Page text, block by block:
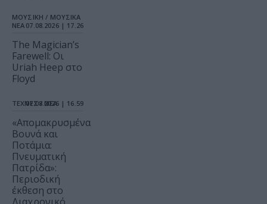
ΜΟΥΣΙΚΗ / ΜΟΥΣΙΚΑ
ΝΕΑ 07.08.2026 | 17.26
The Magician’s
Farewell: Οι
Uriah Heep στο
Floyd
ΤΕΧΝΕΣ / ΝΕΑ
07.08.2026 | 16.59
«Απομακρυσμένα
Βουνά και
Ποτάμια:
Πνευματική
Πατρίδα»:
Περιοδική
έκθεση στο